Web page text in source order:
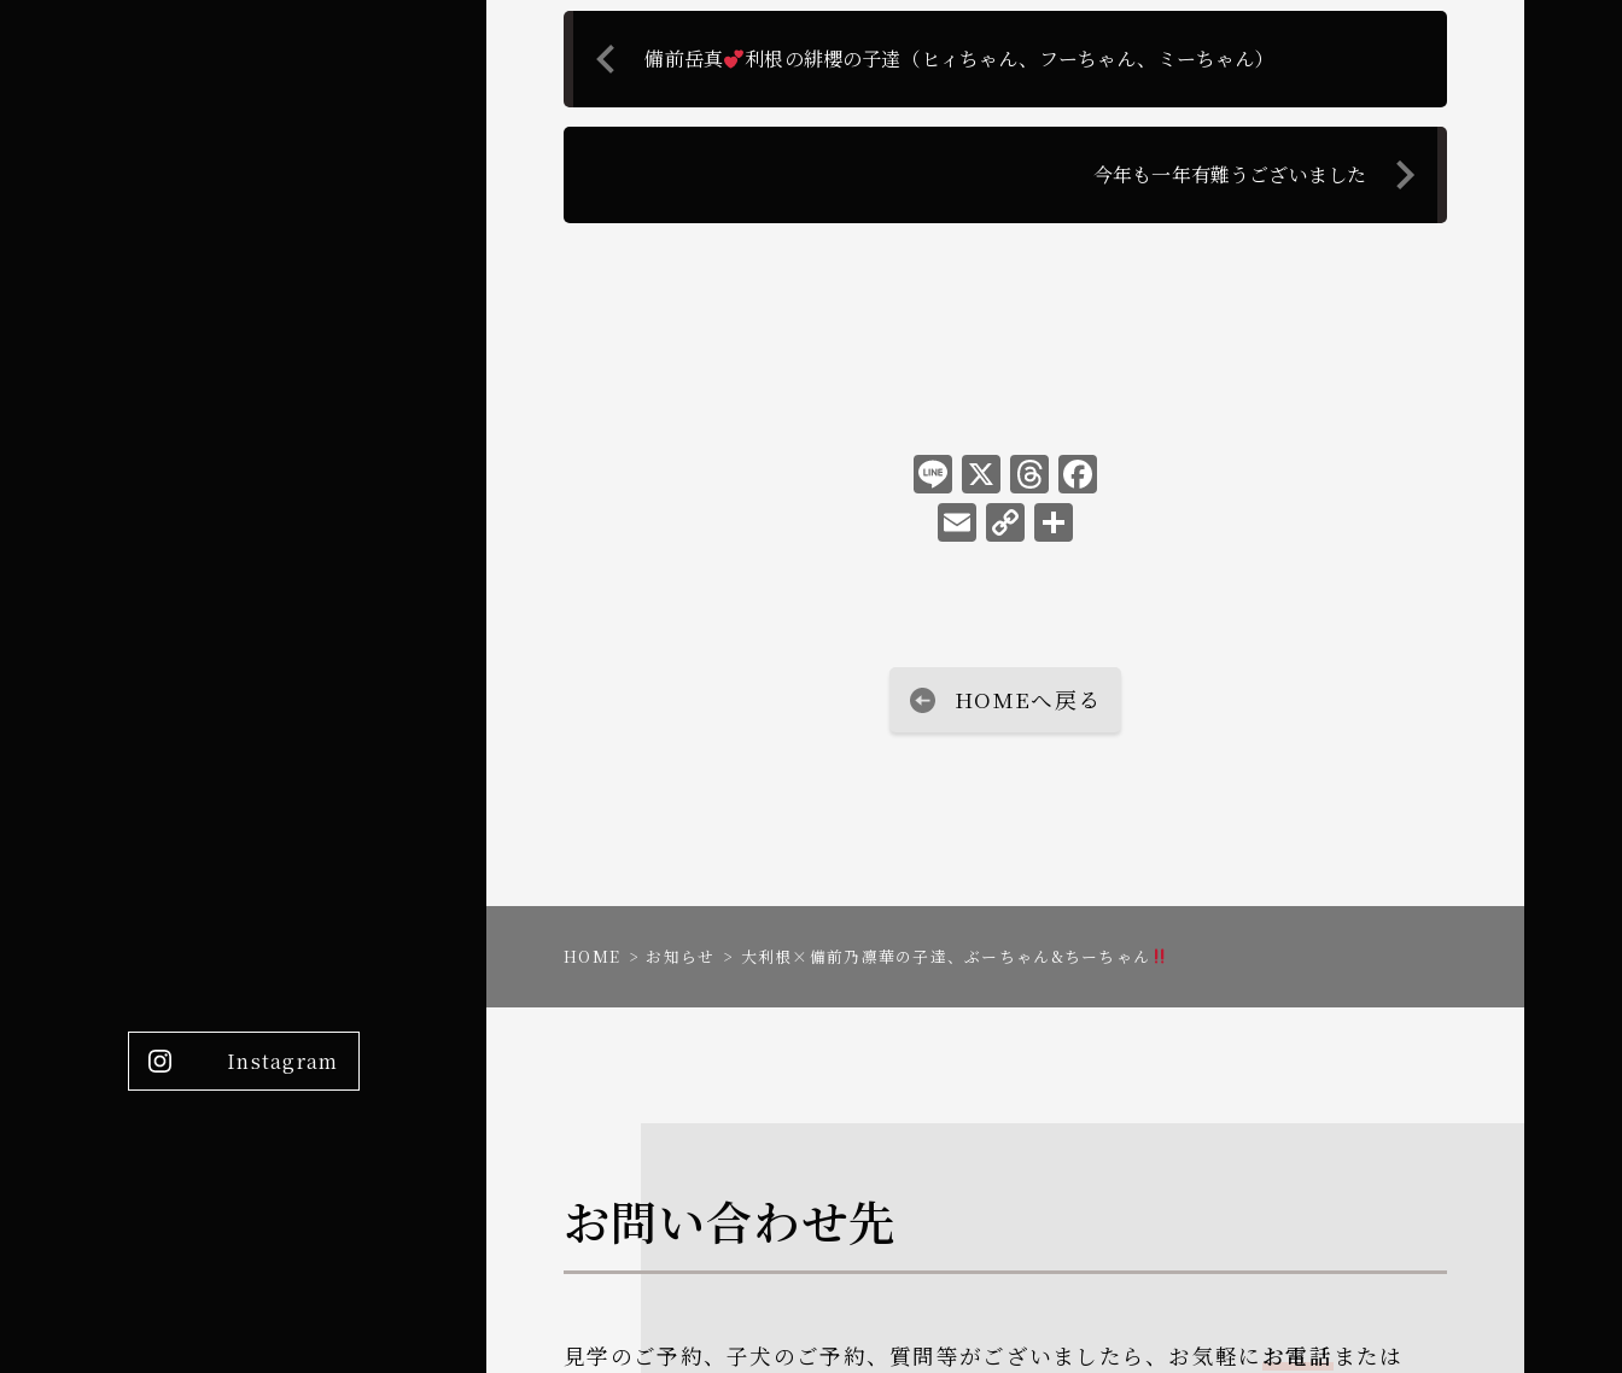
Instagram
備前岳真 利根の緋櫻の子達（ヒィちゃん、フーちゃん、ミーちゃん）
今年も一年有難うございました
L
i
n
X T
h
r
s
k
E
m
C
o
L
i
HOMEへ戻る
HOME お知らせ 大利根×備前乃凛華の子達、ぶーちゃん&ちーちゃん
お問い合わせ先
見学のご予約、子犬のご予約、質問等がございましたら、 お気軽にお電話または